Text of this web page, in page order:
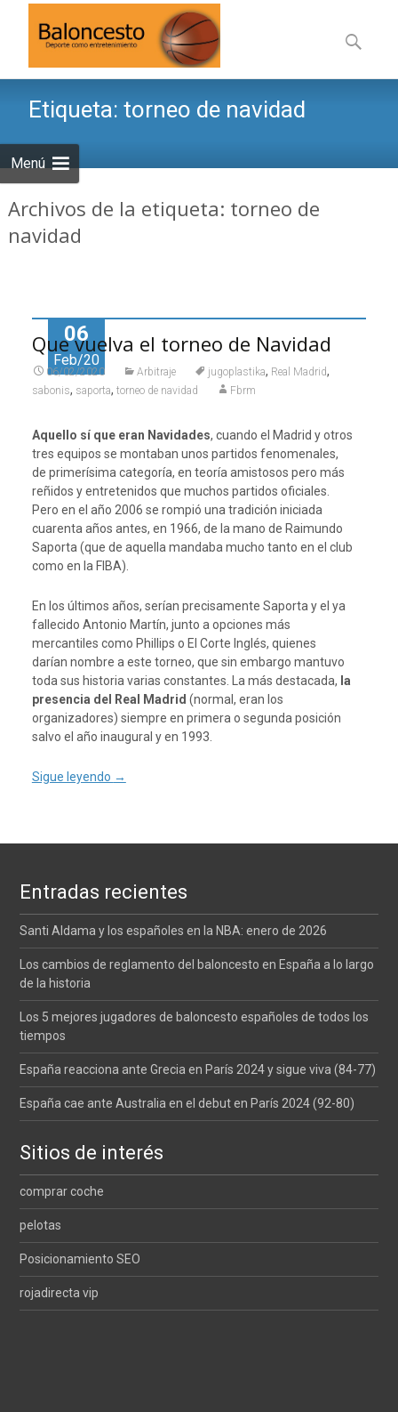
Menú
alBuscar:
Etiqueta: torneo de navidad
Archivos de la etiqueta: torneo de
navidad
06
Feb/20
Que vuelva el torneo de Navidad
06/02/2020 Arbitraje jugoplastika, Real Madrid,
sabonis, saporta, torneo de navidad Fbrm
Aquello sí que eran Navidades, cuando el Madrid y otros
tres equipos se montaban unos partidos fenomenales,
de primerísima categoría, en teoría amistosos pero más
reñidos y entretenidos que muchos partidos oficiales.
Pero en el año 2006 se rompió una tradición iniciada
cuarenta años antes, en 1966, de la mano de Raimundo
Saporta (que de aquella mandaba mucho tanto en el club
como en la FIBA).
En los últimos años, serían precisamente Saporta y el ya
fallecido Antonio Martín, junto a opciones más
mercantiles como Phillips o El Corte Inglés, quienes
darían nombre a este torneo, que sin embargo mantuvo
toda sus historia varias constantes. La más destacada, la
presencia del Real Madrid (normal, eran los
organizadores) siempre en primera o segunda posición
salvo el año inaugural y en 1993.
Sigue leyendo →
Entradas recientes
Santi Aldama y los españoles en la NBA: enero de 2026
Los cambios de reglamento del baloncesto en España a lo largo
de la historia
Los 5 mejores jugadores de baloncesto españoles de todos los
tiempos
España reacciona ante Grecia en París 2024 y sigue viva (84-77)
España cae ante Australia en el debut en París 2024 (92-80)
Sitios de interés
comprar coche
pelotas
Posicionamiento SEO
rojadirecta vip